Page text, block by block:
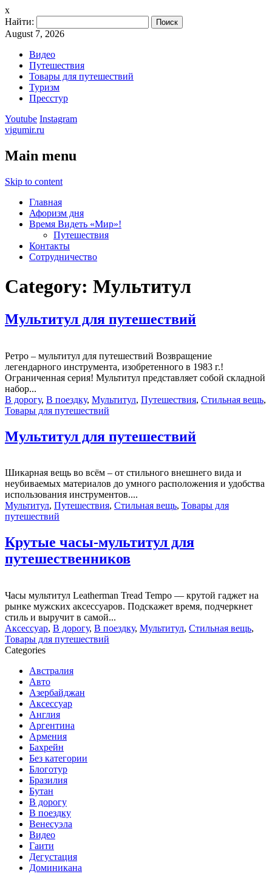
x
Найти:
August 7, 2026
Видео
Путешествия
Товары для путешествий
Туризм
Пресстур
Youtube Instagram
vigumir.ru
Main menu
Skip to content
Главная
Афоризм дня
Время Видеть «Мир»!
Путешествия
Контакты
Сотрудничество
Category: Мультитул
Мультитул для путешествий
Ретро – мультитул для путешествий Возвращение
легендарного инструмента, изобретенного в 1983 г.!
Ограниченная серия! Мультитул представляет собой складной
набор...
В дорогу, В поездку, Мультитул, Путешествия, Стильная вещь,
Товары для путешествий
Мультитул для путешествий
Шикарная вещь во всём – от стильного внешнего вида и
неубиваемых материалов до умного расположения и удобства
использования инструментов....
Мультитул, Путешествия, Стильная вещь, Товары для
путешествий
Крутые часы-мультитул для
путешественников
Часы мультитул Leatherman Tread Tempo — крутой гаджет на
рынке мужских аксессуаров. Подскажет время, подчеркнет
стиль и выручит в самой...
Аксессуар, В дорогу, В поездку, Мультитул, Стильная вещь,
Товары для путешествий
Categories
Австралия
Авто
Азербайджан
Аксессуар
Англия
Аргентина
Армения
Бахрейн
Без категории
Блоготур
Бразилия
Бутан
В дорогу
В поездку
Венесуэла
Видео
Гаити
Дегустация
Доминикана